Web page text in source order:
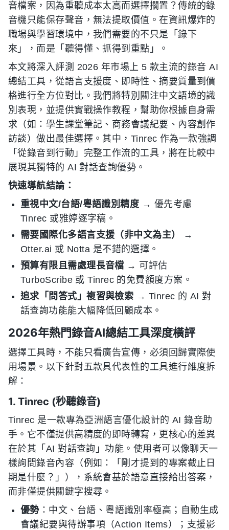
音檔案，因為重聽成本太高而選擇擱置？傳統的錄
音機只能保存聲音，無法提取價值。在資訊爆炸的
職場與學習環境中，我們需要的不只是「錄下
來」，而是「聽得懂、抓得到重點」。
本文將深入評測 2026 年市場上 5 款主流的錄音 AI
總結工具，從語言支援度、即時性、摘要質量到價
格進行全方位對比。我們將特別關注中文語境的識
別表現，並提供實戰操作教程，幫助你根據自身需
求（如：學生課堂筆記、商務會議紀要、內容創作
訪談）做出最佳選擇。其中，Tinrec 作為一款強調
「從錄音到行動」完整工作流的工具，將在比較中
展現其獨特的 AI 對話查詢優勢。
快速導航結論：
重視中文/台語/粵語識別精度 → 優先考慮
Tinrec 或雅婷逐字稿。
需要國際化多語言支援（非中文為主）
→
Otter.ai 或 Notta 是不錯的選擇。
預算有限且需處理長音檔 → 可評估
TurboScribe 或 Tinrec 的免費額度方案。
追求「問答式」複習與檢索 → Tinrec 的 AI 對
話查詢功能能大幅降低回顧成本。
2026年熱門錄音AI總結工具深度橫評
選擇工具時，不能只看廣告宣傳，必須回歸實際使
用場景。以下針對五款具代表性的工具進行維度拆
解：
1. Tinrec (秒聽錄音)
Tinrec 是一款專為亞洲語言優化設計的 AI 錄音助
手。它不僅提供高精度的即時轉寫，更核心的差異
在於其「AI 對話查詢」功能。使用者可以像聊天一
樣詢問錄音內容（例如：「剛才提到的專案截止日
期是什麼？」），系統會基於語意直接給出答案，
而非僅提供關鍵字搜尋。
優勢：中文、台語、粵語識別率極高；自動生成
會議紀要與待辦事項（Action Items）；支援影